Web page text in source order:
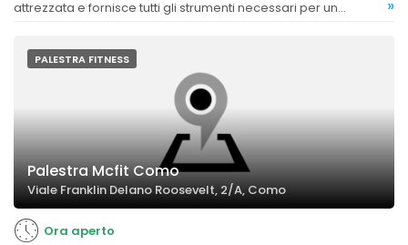
attrezzata e fornisce tutti gli strumenti necessari per un
»
PALESTRA FITNESS
Palestra Mcfit Como
Viale Franklin Delano Roosevelt, 2/A, Como
Ora aperto